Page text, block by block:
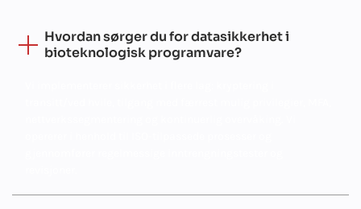
Hvordan sørger du for datasikkerhet i
bioteknologisk programvare?